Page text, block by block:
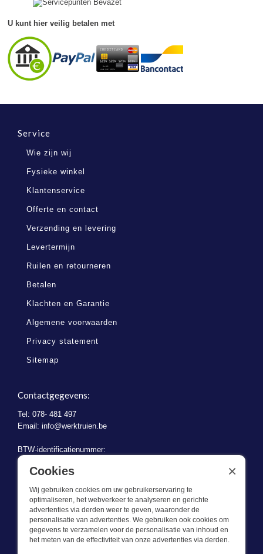
U kunt hier veilig betalen met
Service
Wie zijn wij
Fysieke winkel
Klantenservice
Offerte en contact
Verzending en levering
Levertermijn
Ruilen en retourneren
Betalen
Klachten en Garantie
Algemene voorwaarden
Privacy statement
Sitemap
Contactgegevens:
Tel: 078- 481 497
Email: info@werktruien.be
BTW-identificatienummer:
BE 0721.730.280
Wat we doen
Cookies
Wij gebruiken cookies om uw gebruikerservaring te
optimaliseren, het webverkeer te analyseren en gerichte
advertenties via derden weer te geven, waaronder de
personalisatie van advertenties. We gebruiken ook cookies om
gegevens te verzamelen voor de personalisatie van inhoud en
het meten van de effectiviteit van onze advertenties via derden.
×